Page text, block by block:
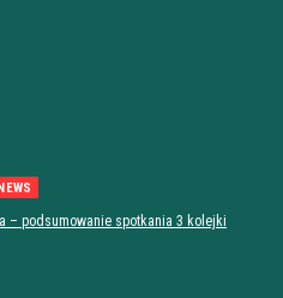
– podsumowanie spotkania 3 kolejki